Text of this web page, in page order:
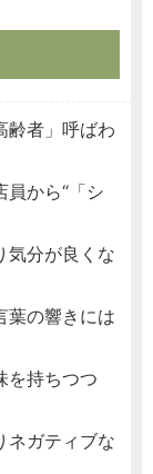
齢者」呼ばわ
員から“「シ
気分が良くな
葉の響きには
を持ちつつ
ネガティブな